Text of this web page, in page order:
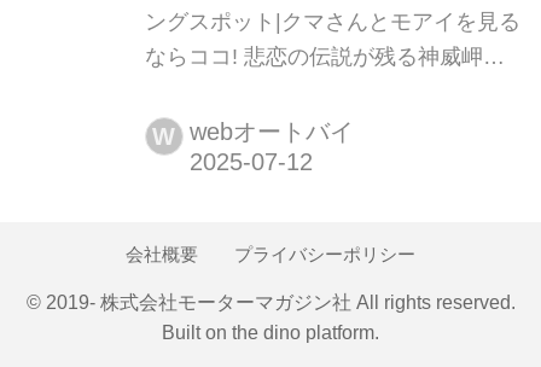
ングスポット|クマさんとモアイを見る
ならココ! 悲恋の伝説が残る神威岬や
【Rurikoの長旅ガイド】 日本中をバイ
クで旅したオートバイ女子部のRuriko
画。今回は北海道の道央地域にフォー
カスしてお届けします。談:Ruriko/写
真:Ruriko/まとめ:大冨 涼▶▶▶北海
W webオートバイ
会社概要 プライバシーポリシー
© 2019- 株式会社モーターマガジン社 All rights reserved.
Built on the dino platform.